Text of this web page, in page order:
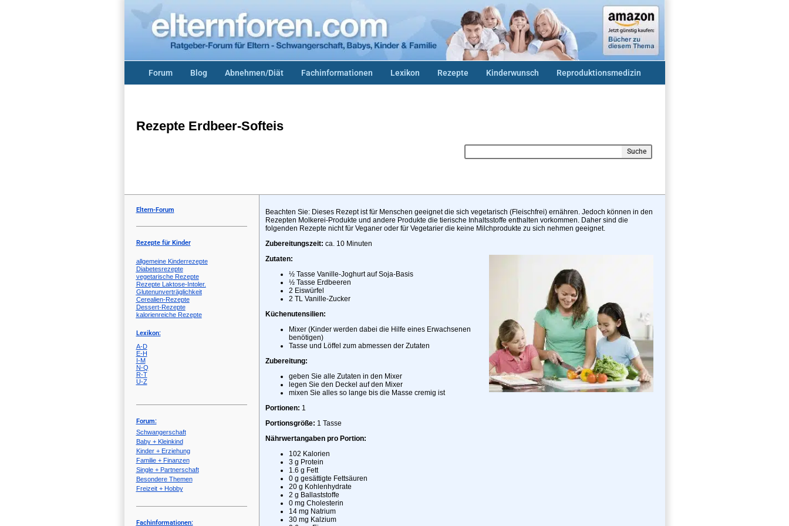
Forum Blog Abnehmen/Diät Fachinformationen Lexikon Rezepte Kinderwunsch Reproduktionsmedizin
Rezepte Erdbeer-Softeis
Suche
Eltern-Forum
Rezepte für Kinder
allgemeine Kinderrezepte
Diabetesrezepte
vegetarische Rezepte
Rezepte Laktose-Intoler.
Glutenunverträglichkeit
Cerealien-Rezepte
Dessert-Rezepte
kalorienreiche Rezepte
Lexikon:
A-D
E-H
I-M
N-Q
R-T
U-Z
Forum:
Schwangerschaft
Baby + Kleinkind
Kinder + Erziehung
Familie + Finanzen
Single + Partnerschaft
Besondere Themen
Freizeit + Hobby
Fachinformationen:
Beachten Sie: Dieses Rezept ist für Menschen geeignet die sich vegetarisch (Fleischfrei) ernähren. Jedoch können in den
Rezepten Molkerei-Produkte und andere Produkte die tierische Inhaltsstoffe enthalten vorkommen. Daher sind die
folgenden Rezepte nicht für Veganer oder für Vegetarier die keine Milchprodukte zu sich nehmen geeignet.
Zubereitungszeit: ca. 10 Minuten
Zutaten:
½ Tasse Vanille-Joghurt auf Soja-Basis
½ Tasse Erdbeeren
2 Eiswürfel
2 TL Vanille-Zucker
Küchenutensilien:
Mixer (Kinder werden dabei die Hilfe eines Erwachsenen
benötigen)
Tasse und Löffel zum abmessen der Zutaten
Zubereitung:
geben Sie alle Zutaten in den Mixer
legen Sie den Deckel auf den Mixer
mixen Sie alles so lange bis die Masse cremig ist
Portionen: 1
Portionsgröße: 1 Tasse
Nährwertangaben pro Portion:
102 Kalorien
3 g Protein
1.6 g Fett
0 g gesättigte Fettsäuren
20 g Kohlenhydrate
2 g Ballaststoffe
0 mg Cholesterin
14 mg Natrium
30 mg Kalzium